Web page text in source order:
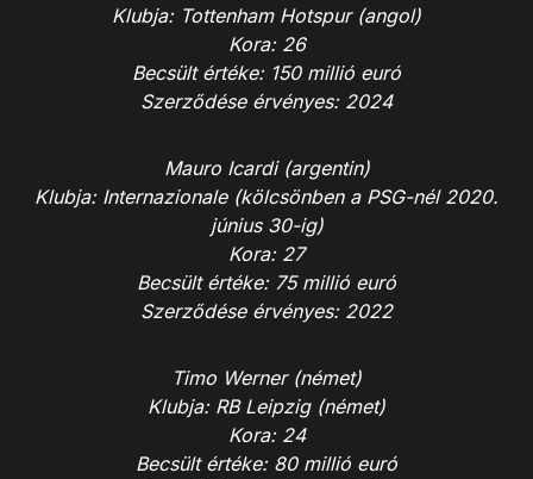
Klubja: Tottenham Hotspur (angol)
Kora: 26
Becsült értéke: 150 millió euró
Szerződése érvényes: 2024
Mauro Icardi (argentin)
Klubja: Internazionale (kölcsönben a PSG-nél 2020.
június 30-ig)
Kora: 27
Becsült értéke: 75 millió euró
Szerződése érvényes: 2022
Timo Werner (német)
Klubja: RB Leipzig (német)
Kora: 24
Becsült értéke: 80 millió euró